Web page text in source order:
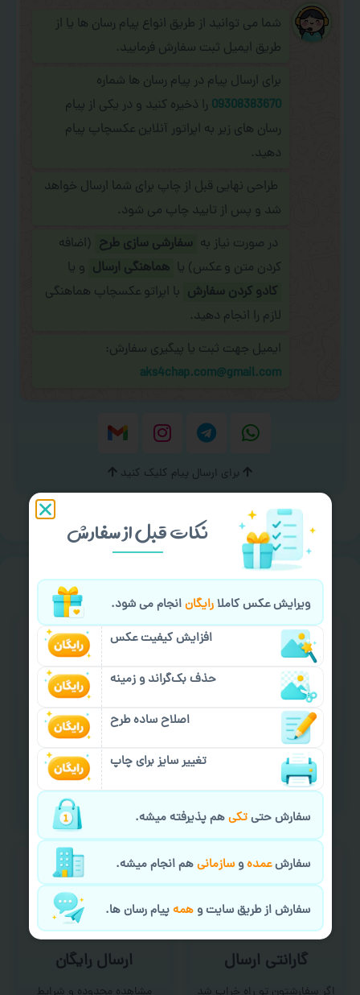
شما می توانید از طریق انواع پیام رسان ها یا از
طریق ایمیل ثبت سفارش فرمایید.
برای ارسال پیام در پیام رسان ها شماره
09308383670 را ذخیره کنید و در یکی از پیام
رسان های زیر به اپراتور آنلاین عکسچاپ پیام
دهید.
طراحی نهایی قبل از چاپ برای شما ارسال خواهد
شد و پس از تایید چاپ می شود.
در صورت نیاز به سفارشی سازی طرح (اضافه
کردن متن و عکس) یا هماهنگی ارسال و یا
کادو کردن سفارش با اپراتو عکسچاپ هماهنگی
لازم را انجام دهید.
ایمیل جهت ثبت یا پیگیری سفارش:
aks4chap.com@gmail.com
برای ارسال پیام کلیک کنید
خیالت راحت ازسفارش گیری
سفارش گیری آنلاین
امکان سفارش از طریق چت و
سایت با پشتیبانی آنلاین
(تماس با ما‌)
چاپ عمده و فوری
برای درخواست خدمات چاپ
عمده و فوری با ما تماس
بگیرید
تماس با ما)
گارانتی ارسال ارسال رایگان
نکات قبل از سفارش
ویرایش عکس کاملارایگانانجام می شود.
افزایش کیفیت عکس
حذف بک‌گراند و زمینه
اصلاح ساده طرح
تغییر سایز برای چاپ
سفارش حتیتکیهم پذیرفته میشه.
سفارشعمدهوسازمانیهم انجام میشه.
سفارش از طریق سایت وهمهپیام رسان ها.